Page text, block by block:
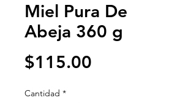
Miel Pura De
Abeja 360 g
$115.00
Cantidad *